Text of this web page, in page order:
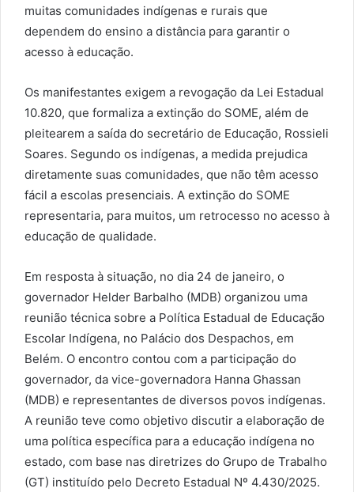
muitas comunidades indígenas e rurais que
dependem do ensino a distância para garantir o
acesso à educação.
Os manifestantes exigem a revogação da Lei Estadual
10.820, que formaliza a extinção do SOME, além de
pleitearem a saída do secretário de Educação, Rossieli
Soares. Segundo os indígenas, a medida prejudica
diretamente suas comunidades, que não têm acesso
fácil a escolas presenciais. A extinção do SOME
representaria, para muitos, um retrocesso no acesso à
educação de qualidade.
Em resposta à situação, no dia 24 de janeiro, o
governador Helder Barbalho (MDB) organizou uma
reunião técnica sobre a Política Estadual de Educação
Escolar Indígena, no Palácio dos Despachos, em
Belém. O encontro contou com a participação do
governador, da vice-governadora Hanna Ghassan
(MDB) e representantes de diversos povos indígenas.
A reunião teve como objetivo discutir a elaboração de
uma política específica para a educação indígena no
estado, com base nas diretrizes do Grupo de Trabalho
(GT) instituído pelo Decreto Estadual Nº 4.430/2025.